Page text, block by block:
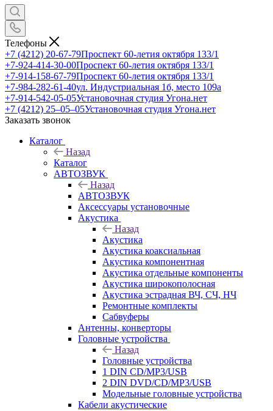
Телефоны
+7 (4212) 20-67-79Проспект 60-летия октября 133/1
+7-924-414-30-00Проспект 60-летия октября 133/1
+7-914-158-67-79Проспект 60-летия октября 133/1
+7-984-282-61-40ул. Индустриальная 1б, место 109а
+7-914-542-05-05Установочная студия Угона.нет
+7 (4212) 25‒05‒05Установочная студия Угона.нет
Заказать звонок
Каталог
Назад
Каталог
АВТОЗВУК
Назад
АВТОЗВУК
Аксессуары установочные
Акустика
Назад
Акустика
Акустика коаксиальная
Акустика компонентная
Акустика отдельные компоненты
Акустика широкополосная
Акустика эстрадная ВЧ, СЧ, НЧ
Ремонтные комплекты
Сабвуферы
Антенны, конверторы
Головные устройства
Назад
Головные устройства
1 DIN CD/MP3/USB
2 DIN DVD/CD/MP3/USB
Модельные головные устройства
Кабели акустические